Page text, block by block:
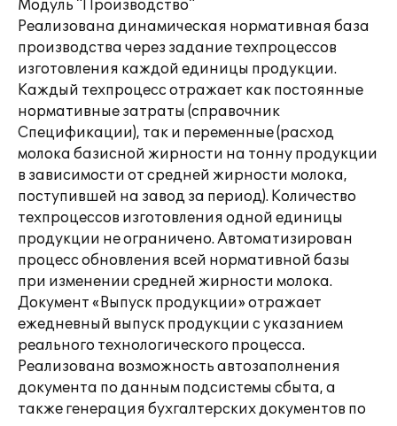
Модуль "Производство"
Реализована динамическая нормативная база
производства через задание техпроцессов
изготовления каждой единицы продукции.
Каждый техпроцесс отражает как постоянные
нормативные затраты (справочник
Спецификации), так и переменные (расход
молока базисной жирности на тонну продукции
в зависимости от средней жирности молока,
поступившей на завод за период). Количество
техпроцессов изготовления одной единицы
продукции не ограничено. Автоматизирован
процесс обновления всей нормативной базы
при изменении средней жирности молока.
Документ «Выпуск продукции» отражает
ежедневный выпуск продукции с указанием
реального технологического процесса.
Реализована возможность автозаполнения
документа по данным подсистемы сбыта, а
также генерация бухгалтерских документов по